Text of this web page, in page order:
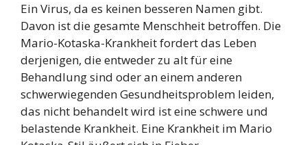
Ein Virus, da es keinen besseren Namen gibt.
Davon ist die gesamte Menschheit betroffen. Die
Mario-Kotaska-Krankheit fordert das Leben
derjenigen, die entweder zu alt für eine
Behandlung sind oder an einem anderen
schwerwiegenden Gesundheitsproblem leiden,
das nicht behandelt wird ist eine schwere und
belastende Krankheit. Eine Krankheit im Mario